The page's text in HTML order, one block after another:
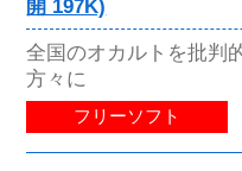
開 197K)
全国のオカルトを批判
方々に
フリーソフト